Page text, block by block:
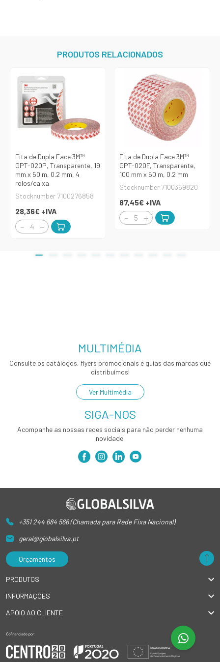
PRODUTOS RELACIONADOS
Fita de Dupla Face 3M™
GPT-020P, Transparente, 19
mm x 50 m, 0.2 mm, 4
rolos/caixa
Stocknumber 7100276858
28,36€ +IVA
Fita de Dupla Face 3M™
GPT-020F, Transparente,
100 mm x 50 m, 0.2 mm
Stocknumber 7100369820
87,45€ +IVA
MULTIMÉDIA
Consulte os catálogos, flyers promocionais e guias das marcas que
distribuímos!
Ver Multimédia
SIGA-NOS
Acompanhe as nossas redes sociais para não perder nenhuma
novidade!
+351 244 684 566 (Chamada para Rede Fixa Nacional)
geral@globalsilva.pt
Orçamentos
PRODUTOS
INFORMAÇÕES
APOIO AO CLIENTE